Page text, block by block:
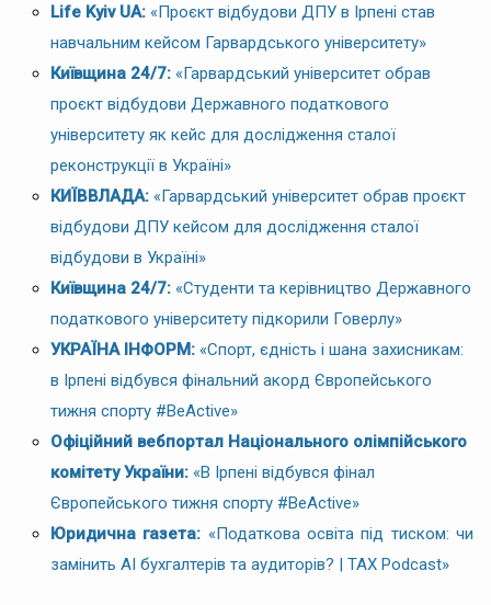
Life Kyiv UA: «Проєкт відбудови ДПУ в Ірпені став
навчальним кейсом Гарвардського університету»
Київщина 24/7: «Гарвардський університет обрав
проєкт відбудови Державного податкового
університету як кейс для дослідження сталої
реконструкції в Україні»
КИЇВВЛАДА: «Гарвардський університет обрав проєкт
відбудови ДПУ кейсом для дослідження сталої
відбудови в Україні»
Київщина 24/7: «Студенти та керівництво Державного
податкового університету підкорили Говерлу»
УКРАЇНА ІНФОРМ: «Спорт, єдність і шана захисникам:
в Ірпені відбувся фінальний акорд Європейського
тижня спорту #BeActive»
Офіційний вебпортал Національного олімпійського
комітету України: «В Ірпені відбувся фінал
Європейського тижня спорту #BeActive»
Юридична газета: «Податкова освіта під тиском: чи
замінить AI бухгалтерів та аудиторів? | TAX Podcast»